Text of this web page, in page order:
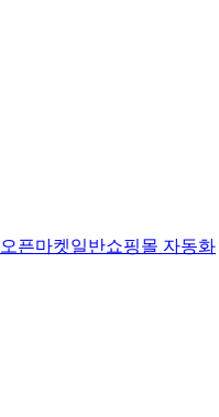
오픈마켓일반쇼핑몰 자동화